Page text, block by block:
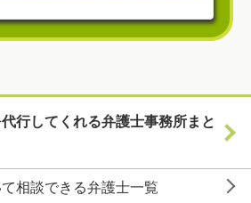
行してくれる弁護士事務所まと
相談できる弁護士一覧